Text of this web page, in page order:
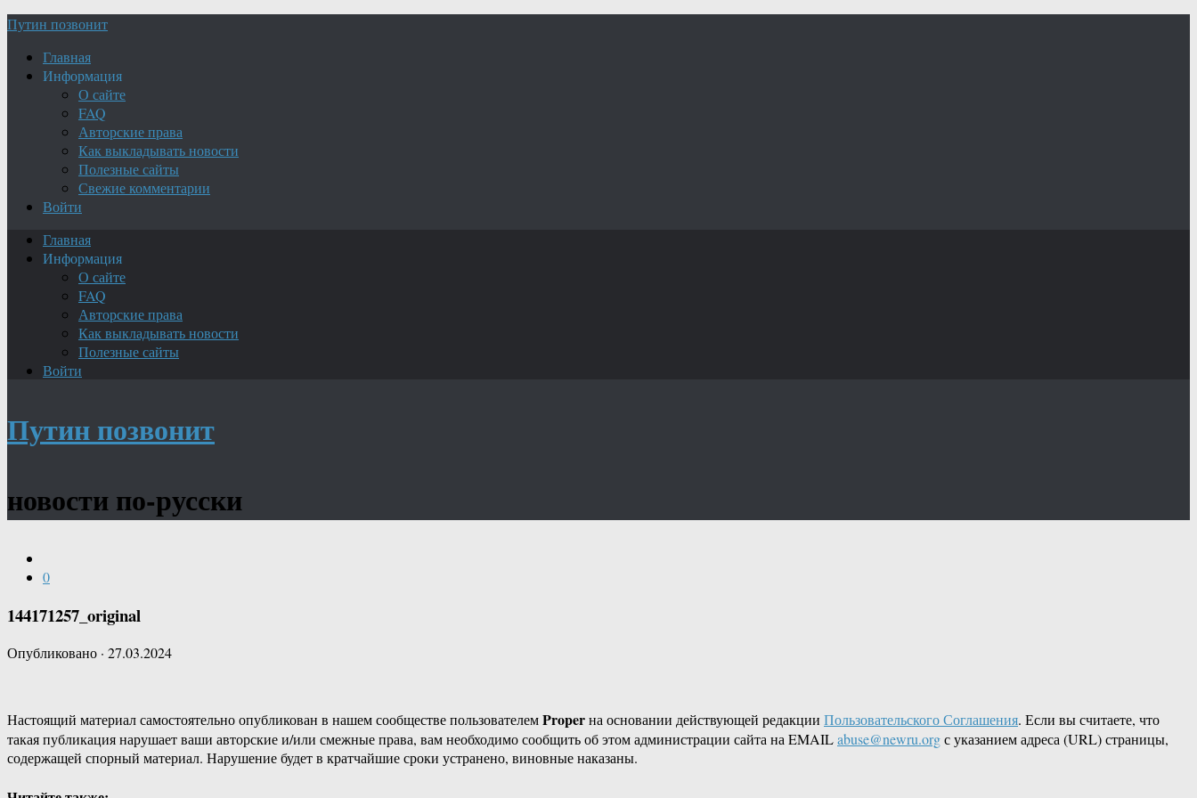
Путин позвонит
Главная
Информация
О сайте
FAQ
Авторские права
Как выкладывать новости
Полезные сайты
Свежие комментарии
Войти
Главная
Информация
О сайте
FAQ
Авторские права
Как выкладывать новости
Полезные сайты
Войти
Путин позвонит
новости по-русски
0
144171257_original
Опубликовано · 27.03.2024
Настоящий материал самостоятельно опубликован в нашем сообществе пользователемProperна основании действующей редакции Пользовательского Соглашения. Если вы считаете, что
такая публикация нарушает ваши авторские и/или смежные права, вам необходимо сообщить об этом администрации сайта на EMAILabuse@newru.orgс указанием адреса (URL) страницы,
содержащей спорный материал. Нарушение будет в кратчайшие сроки устранено, виновные наказаны.